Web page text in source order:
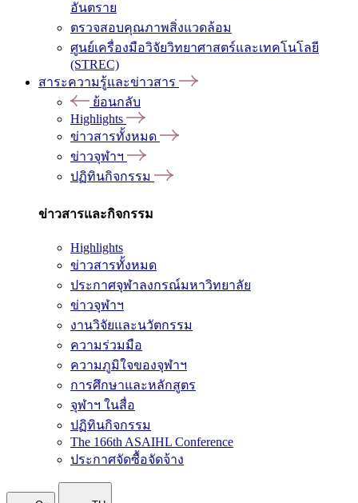
อันตราย
ตรวจสอบคุณภาพสิ่งแวดล้อม
ศูนย์เครื่องมือวิจัยวิทยาศาสตร์และเทคโนโลยี
(STREC)
สาระความรู้และข่าวสาร
ย้อนกลับ
Highlights
ข่าวสารทั้งหมด
ข่าวจุฬาฯ
ปฏิทินกิจกรรม
ข่าวสารและกิจกรรม
Highlights
ข่าวสารทั้งหมด
ประกาศจุฬาลงกรณ์มหาวิทยาลัย
ข่าวจุฬาฯ
งานวิจัยและนวัตกรรม
ความร่วมมือ
ความภูมิใจของจุฬาฯ
การศึกษาและหลักสูตร
จุฬาฯ ในสื่อ
ปฏิทินกิจกรรม
The 166th ASAIHL Conference
ประกาศจัดซื้อจัดจ้าง